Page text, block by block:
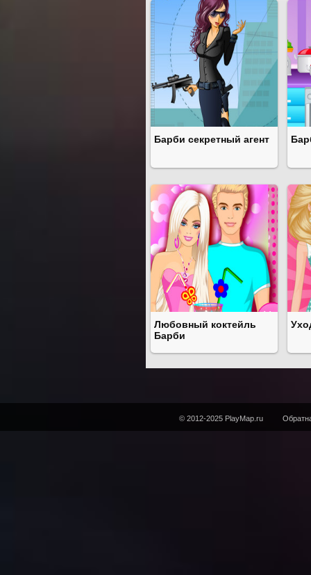
Барби секретный агент
Любовный коктейль
Барби
© 2012-2025 PlayMap.ru